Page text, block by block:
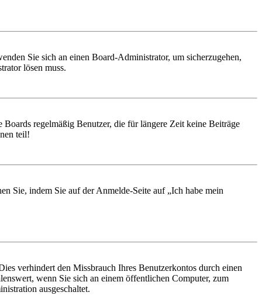
Sie sich an einen Board-Administrator, um sicherzugehen,
lösen muss.
regelmäßig Benutzer, die für längere Zeit keine Beiträge
teil!
Sie, indem Sie auf der Anmelde-Seite auf „Ich habe mein
verhindert den Missbrauch Ihres Benutzerkontos durch einen
wenn Sie sich an einem öffentlichen Computer, zum
ausgeschaltet.